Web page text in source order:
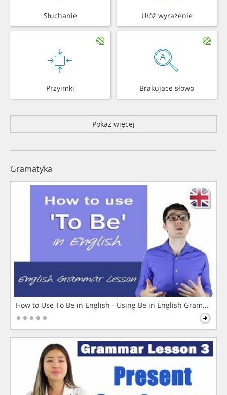
Słuchanie Ułóż wyrażenie
Przyimki Brakujące słowo
Pokaż więcej
Gramatyka
How to Use To Be in English - Using Be in English Grammar